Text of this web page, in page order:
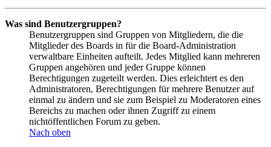
Was sind Benutzergruppen?
Benutzergruppen sind Gruppen von Mitgliedern, die die
Mitglieder des Boards in für die Board-Administration
verwaltbare Einheiten aufteilt. Jedes Mitglied kann mehreren
Gruppen angehören und jeder Gruppe können
Berechtigungen zugeteilt werden. Dies erleichtert es den
Administratoren, Berechtigungen für mehrere Benutzer auf
einmal zu ändern und sie zum Beispiel zu Moderatoren eines
Bereichs zu machen oder ihnen Zugriff zu einem
nichtöffentlichen Forum zu geben.
Nach oben